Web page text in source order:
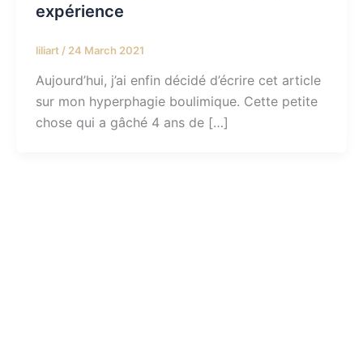
expérience
liliart / 24 March 2021
Aujourd’hui, j’ai enfin décidé d’écrire cet article
sur mon hyperphagie boulimique. Cette petite
chose qui a gâché 4 ans de […]